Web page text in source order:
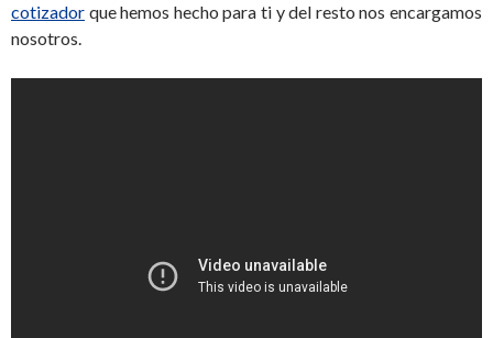
cotizador que hemos hecho para ti y del resto nos encargamos
nosotros.